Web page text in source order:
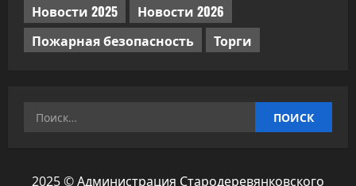
Новости 2025
Новости 2026
Пожарная безопасность
Торги
Найти:
2025 © Администрация Стародеревянковского